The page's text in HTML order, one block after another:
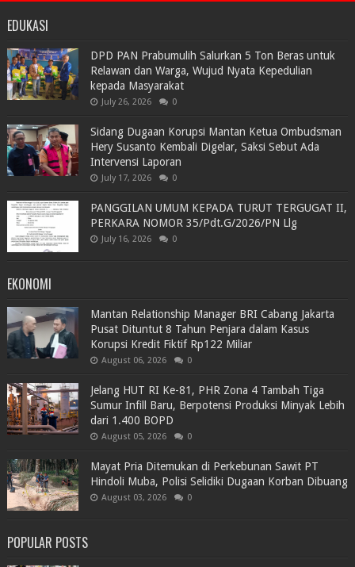
EDUKASI
DPD PAN Prabumulih Salurkan 5 Ton Beras untuk
Relawan dan Warga, Wujud Nyata Kepedulian
kepada Masyarakat
July 26, 2026 0
Sidang Dugaan Korupsi Mantan Ketua Ombudsman
Hery Susanto Kembali Digelar, Saksi Sebut Ada
Intervensi Laporan
July 17, 2026 0
PANGGILAN UMUM KEPADA TURUT TERGUGAT II,
PERKARA NOMOR 35/Pdt.G/2026/PN Llg
July 16, 2026 0
EKONOMI
Mantan Relationship Manager BRI Cabang Jakarta
Pusat Dituntut 8 Tahun Penjara dalam Kasus
Korupsi Kredit Fiktif Rp122 Miliar
August 06, 2026 0
Jelang HUT RI Ke-81, PHR Zona 4 Tambah Tiga
Sumur Infill Baru, Berpotensi Produksi Minyak Lebih
dari 1.400 BOPD
August 05, 2026 0
Mayat Pria Ditemukan di Perkebunan Sawit PT
Hindoli Muba, Polisi Selidiki Dugaan Korban Dibuang
August 03, 2026 0
POPULAR POSTS